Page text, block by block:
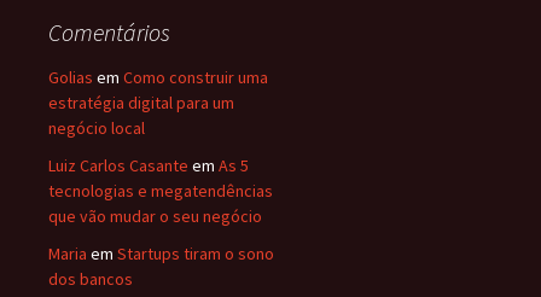
Comentários
Golias em Como construir uma
estratégia digital para um
negócio local
Luiz Carlos Casante em As 5
tecnologias e megatendências
que vão mudar o seu negócio
Maria em Startups tiram o sono
dos bancos